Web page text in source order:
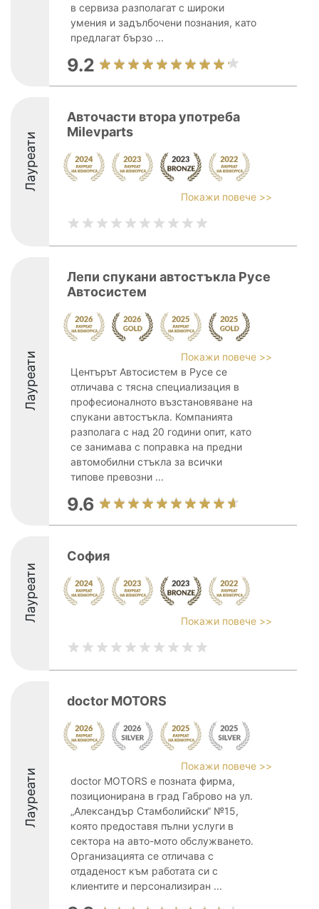
в сервиза разполагат с широки
умения и задълбочени познания, като
предлагат бързо ...
9.2
Лауреати
Авточасти втора употреба
Milevparts
Покажи повече >>
Лауреати
Лепи спукани автостъкла Русе
Автосистем
Покажи повече >>
Центърът Автосистем в Русе се
отличава с тясна специализация в
професионалното възстановяване на
спукани автостъкла. Компанията
разполага с над 20 години опит, като
се занимава с поправка на предни
автомобилни стъкла за всички
типове превозни ...
9.6
Лауреати
София
Покажи повече >>
Лауреати
doctor MOTORS
Покажи повече >>
doctor MOTORS е позната фирма,
позиционирана в град Габрово на ул.
„Александър Стамболийски“ №15,
която предоставя пълни услуги в
сектора на авто-мото обслужването.
Организацията се отличава с
отдаденост към работата си с
клиентите и персонализиран ...